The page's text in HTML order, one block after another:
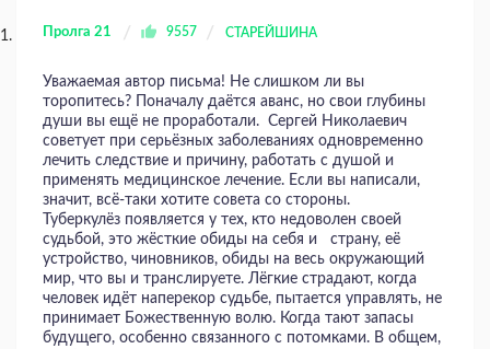
Пролга 21 9557 СТАРЕЙШИНА
Уважаемая автор письма! Не слишком ли вы
торопитесь? Поначалу даётся аванс, но свои глубины
души вы ещё не проработали. Сергей Николаевич
советует при серьёзных заболеваниях одновременно
лечить следствие и причину, работать с душой и
применять медицинское лечение. Если вы написали,
значит, всё-таки хотите совета со стороны.
Туберкулёз появляется у тех, кто недоволен своей
судьбой, это жёсткие обиды на себя и страну, её
устройство, чиновников, обиды на весь окружающий
мир, что вы и транслируете. Лёгкие страдают, когда
человек идёт наперекор судьбе, пытается управлять, не
принимает Божественную волю. Когда тают запасы
будущего, особенно связанного с потомками. В общем,